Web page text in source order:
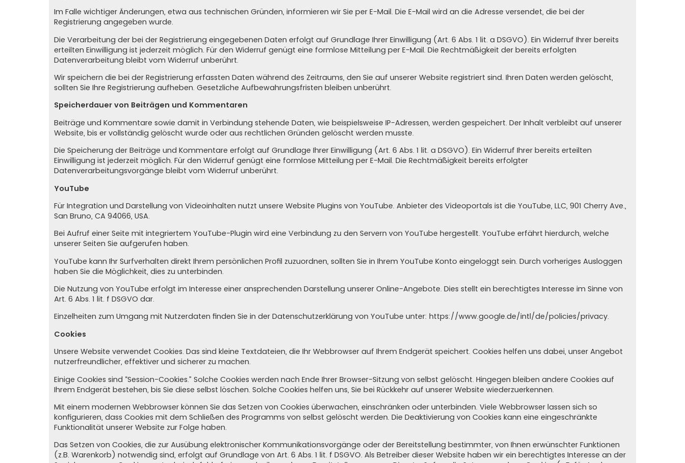
Im Falle wichtiger Änderungen, etwa aus technischen Gründen, informieren wir Sie per E-Mail. Die E-Mail wird an die Adresse versendet, die bei der
Registrierung angegeben wurde.
Die Verarbeitung der bei der Registrierung eingegebenen Daten erfolgt auf Grundlage Ihrer Einwilligung (Art. 6 Abs. 1 lit. a DSGVO). Ein Widerruf Ihrer bereits
erteilten Einwilligung ist jederzeit möglich. Für den Widerruf genügt eine formlose Mitteilung per E-Mail. Die Rechtmäßigkeit der bereits erfolgten
Datenverarbeitung bleibt vom Widerruf unberührt.
Wir speichern die bei der Registrierung erfassten Daten während des Zeitraums, den Sie auf unserer Website registriert sind. Ihren Daten werden gelöscht,
sollten Sie Ihre Registrierung aufheben. Gesetzliche Aufbewahrungsfristen bleiben unberührt.
Speicherdauer von Beiträgen und Kommentaren
Beiträge und Kommentare sowie damit in Verbindung stehende Daten, wie beispielsweise IP-Adressen, werden gespeichert. Der Inhalt verbleibt auf unserer
Website, bis er vollständig gelöscht wurde oder aus rechtlichen Gründen gelöscht werden musste.
Die Speicherung der Beiträge und Kommentare erfolgt auf Grundlage Ihrer Einwilligung (Art. 6 Abs. 1 lit. a DSGVO). Ein Widerruf Ihrer bereits erteilten
Einwilligung ist jederzeit möglich. Für den Widerruf genügt eine formlose Mitteilung per E-Mail. Die Rechtmäßigkeit bereits erfolgter
Datenverarbeitungsvorgänge bleibt vom Widerruf unberührt.
YouTube
Für Integration und Darstellung von Videoinhalten nutzt unsere Website Plugins von YouTube. Anbieter des Videoportals ist die YouTube, LLC, 901 Cherry Ave.,
San Bruno, CA 94066, USA.
Bei Aufruf einer Seite mit integriertem YouTube-Plugin wird eine Verbindung zu den Servern von YouTube hergestellt. YouTube erfährt hierdurch, welche
unserer Seiten Sie aufgerufen haben.
YouTube kann Ihr Surfverhalten direkt Ihrem persönlichen Profil zuzuordnen, sollten Sie in Ihrem YouTube Konto eingeloggt sein. Durch vorheriges Ausloggen
haben Sie die Möglichkeit, dies zu unterbinden.
Die Nutzung von YouTube erfolgt im Interesse einer ansprechenden Darstellung unserer Online-Angebote. Dies stellt ein berechtigtes Interesse im Sinne von
Art. 6 Abs. 1 lit. f DSGVO dar.
Einzelheiten zum Umgang mit Nutzerdaten finden Sie in der Datenschutzerklärung von YouTube unter: https://www.google.de/intl/de/policies/privacy.
Cookies
Unsere Website verwendet Cookies. Das sind kleine Textdateien, die Ihr Webbrowser auf Ihrem Endgerät speichert. Cookies helfen uns dabei, unser Angebot
nutzerfreundlicher, effektiver und sicherer zu machen.
Einige Cookies sind “Session-Cookies.” Solche Cookies werden nach Ende Ihrer Browser-Sitzung von selbst gelöscht. Hingegen bleiben andere Cookies auf
Ihrem Endgerät bestehen, bis Sie diese selbst löschen. Solche Cookies helfen uns, Sie bei Rückkehr auf unserer Website wiederzuerkennen.
Mit einem modernen Webbrowser können Sie das Setzen von Cookies überwachen, einschränken oder unterbinden. Viele Webbrowser lassen sich so
konfigurieren, dass Cookies mit dem Schließen des Programms von selbst gelöscht werden. Die Deaktivierung von Cookies kann eine eingeschränkte
Funktionalität unserer Website zur Folge haben.
Das Setzen von Cookies, die zur Ausübung elektronischer Kommunikationsvorgänge oder der Bereitstellung bestimmter, von Ihnen erwünschter Funktionen
(z.B. Warenkorb) notwendig sind, erfolgt auf Grundlage von Art. 6 Abs. 1 lit. f DSGVO. Als Betreiber dieser Website haben wir ein berechtigtes Interesse an der